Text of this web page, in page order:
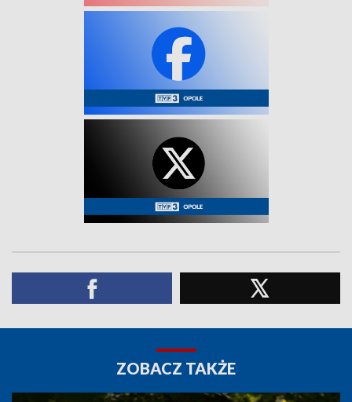
ZOBACZ TAKŻE